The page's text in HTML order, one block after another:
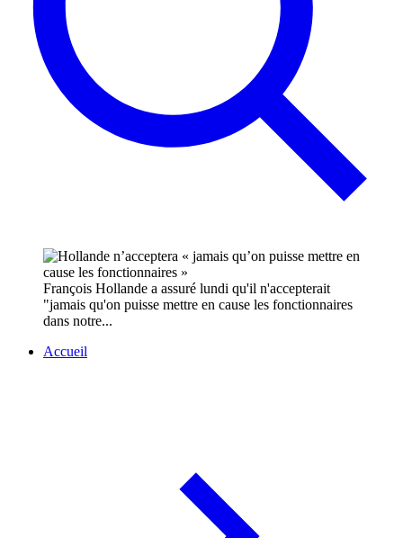
François Hollande a assuré lundi qu'il n'accepterait
"jamais qu'on puisse mettre en cause les fonctionnaires
dans notre...
Accueil